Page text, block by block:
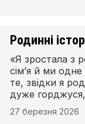
Родинні
«Я зростала з
сім’я й ми
те, звідки я
дуже
Мабуть, я не
собі, якби не
27 березня 2026